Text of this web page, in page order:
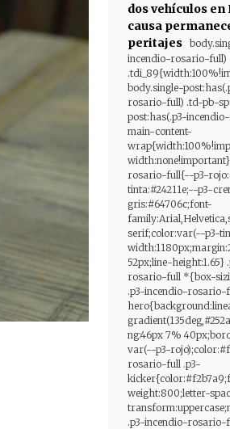
dos vehículos en
causa
peritajes
incendio-rosario-full)
body.single-
rosario-full) .td-pb-
post:has(.p3-
main-content-
rosario-full{--p3-
tinta:#24211e;--p3-
gris:#64706c;font-
serif;color:var(--p3-
52px;line-height:1.65}
rosario-full *{box-
.p3-incendio-rosario-
ng:46px 7%
var(--p3-
rosario-full .p3-
weight:800;letter-
.p3-incendio-rosario-